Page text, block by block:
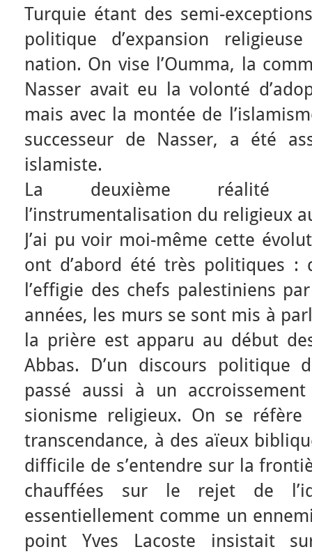
Turquie étant des semi-
politique d’expansion
nation. On vise l’Oumma, la
Nasser avait eu la volonté
mais avec la montée de
successeur de Nasser, a été
islamiste.
La deuxième réalité
l’instrumentalisation du religieux
J’ai pu voir moi-même cette
ont d’abord été très politiques :
l’effigie des chefs palestiniens
années, les murs se sont mis à
la prière est apparu au début
Abbas. D’un discours politique
passé aussi à un
sionisme religieux. On se
transcendance, à des aïeux
difficile de s’entendre sur la
chauffées sur le rejet de
essentiellement comme un
point Yves Lacoste insistait